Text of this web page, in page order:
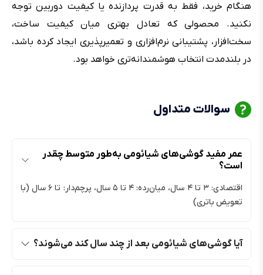
هنگام خرید، فقط به قدرت پردازنده یا کیفیت دوربین توجه
نکنید. محصولی که تعادل بهتری میان کیفیت ساخت،
سخت‌افزار، پشتیبانی نرم‌افزاری و تعمیرپذیری ایجاد کرده باشد،
در بلندمدت انتخاب هوشمندانه‌تری خواهد بود.
سوالات متداول
عمر مفید گوشی‌های شیائومی به‌طور متوسط چقدر
است؟
اقتصادی: ۳ تا ۴ سال، میان‌رده: ۴ تا ۵ سال، پرچم‌دار: تا ۶ سال (با
تعویض باتری)
آیا گوشی‌های شیائومی بعد از چند سال کند می‌شوند؟